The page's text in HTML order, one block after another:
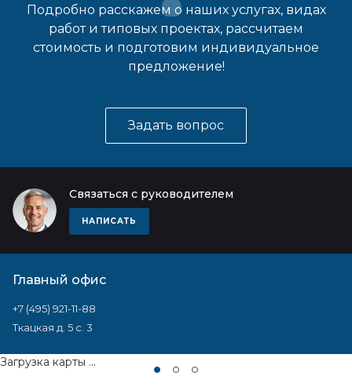
Подробно расскажем о наших услугах, видах
работ и типовых проектах, рассчитаем
стоимость и подготовим индивидуальное
предложение!
Задать вопрос
Связаться с руководителем
НАПИСАТЬ
Главный офис
+7 (495) 921-11-88
Ткацкая д. 5 с. 3
Загрузка карты ...